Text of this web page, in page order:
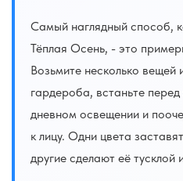
Самый наглядный способ,
Тёплая Осень, - это
Возьмите несколько вещей
гардероба, встаньте
дневном освещении и
к лицу. Одни цвета
другие сделают её тусклой